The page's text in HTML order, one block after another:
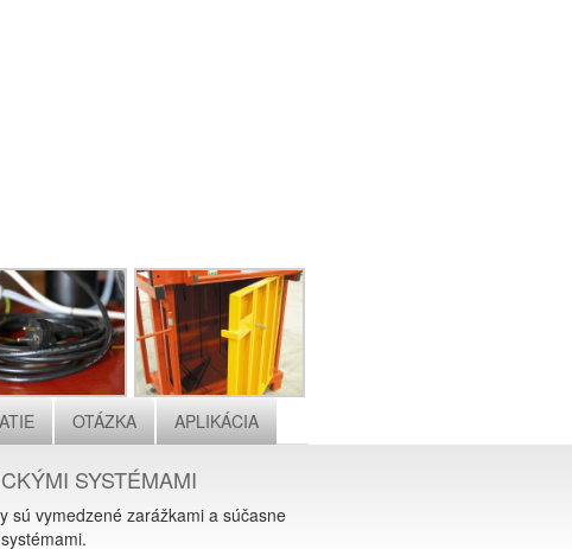
OTÁZKA APLIKÁCIA
SYSTÉMAMI
sú vymedzené zarážkami a súčasne